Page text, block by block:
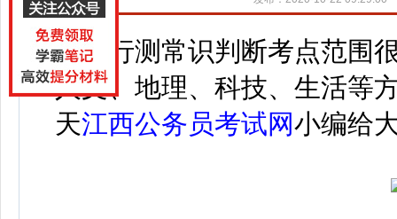
行测常识判断考点范围很
人文、地理、科技、生活等
天江西公务员考试网小编给